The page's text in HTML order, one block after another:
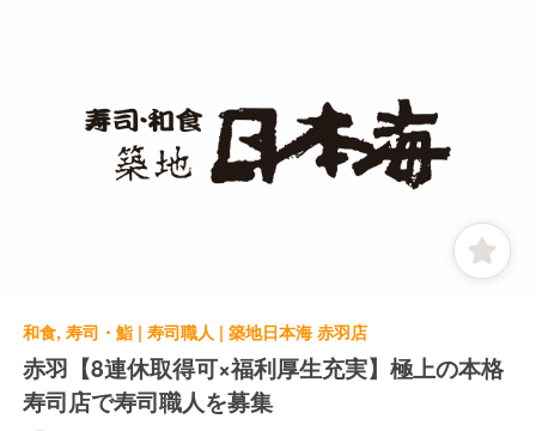
和食, 寿司・鮨 | 寿司職人 | 築地日本海 赤羽店
赤羽【8連休取得可×福利厚生充実】極上の本格
寿司店で寿司職人を募集